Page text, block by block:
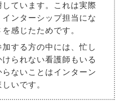
ています。これは実際
ンターシップ担当にな
感じたためです。
する方の中には、忙し
られない看護師もいる
ないことはインターン
いです。